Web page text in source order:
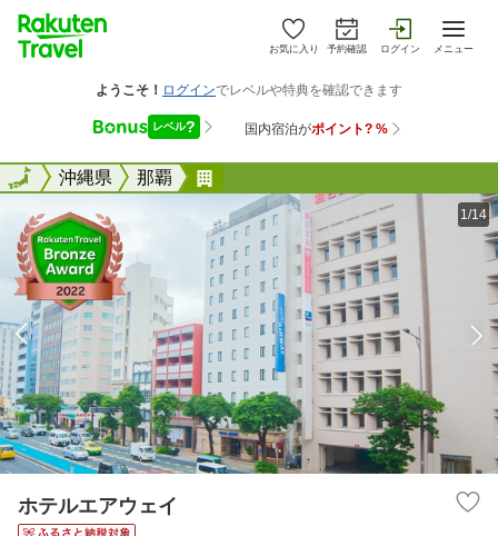
お気に入り 予約確認 ログイン メニュー
全国沖縄県 那覇
全国
1/14
ホテルエアウェイ